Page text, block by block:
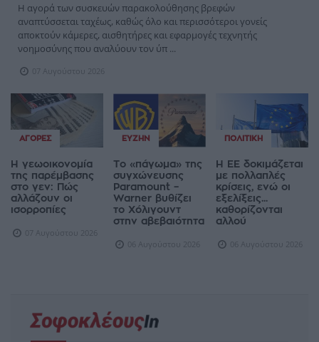
Η αγορά των συσκευών παρακολούθησης βρεφών
αναπτύσσεται ταχέως, καθώς όλο και περισσότεροι γονείς
αποκτούν κάμερες, αισθητήρες και εφαρμογές τεχνητής
νοημοσύνης που αναλύουν τον ύπ ...
07 Αυγούστου 2026
ΑΓΟΡΈΣ
Η γεωοικονομία
της παρέμβασης
στο γεν: Πώς
αλλάζουν οι
ισορροπίες
07 Αυγούστου 2026
ΕΥΖΗΝ
Το «πάγωμα» της
συγχώνευσης
Paramount –
Warner βυθίζει
το Χόλιγουντ
στην αβεβαιότητα
06 Αυγούστου 2026
ΠΟΛΙΤΙΚΉ
Η ΕΕ δοκιμάζεται
με πολλαπλές
κρίσεις, ενώ οι
εξελίξεις...
καθορίζονται
αλλού
06 Αυγούστου 2026